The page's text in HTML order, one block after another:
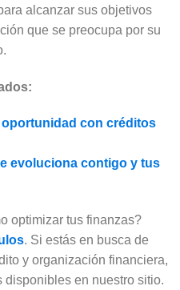
alcanzar sus objetivos
que se preocupa por su
con créditos
evoluciona contigo y tus
optimizar tus finanzas?
. Si estás en busca de
y organización financiera,
en nuestro sitio.